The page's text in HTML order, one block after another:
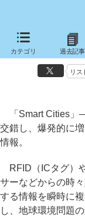
カテゴリ 過去記事
「Smart Cities」を実
こまで進んでいるのか？
リス
「Smart Cities
交錯し、爆発的に
情報。
RFID（ICタグ）
サーなどからの時
する情報を瞬時に
し、地球環境問題